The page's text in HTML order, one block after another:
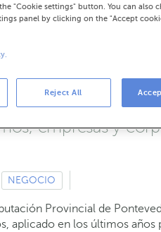
la movilización de
la
y la
su creación en
empresas y
NEGOCIO
Provincial de
aplicado en los últimos
"Cookie settings" button. You can also
panel by clicking on the "Accept
Reject All